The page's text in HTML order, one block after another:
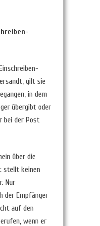
gilt sie
in dem
übergibt oder
bei der Post
über die
stellt keinen
Nur
der Empfänger
auf den
wenn er